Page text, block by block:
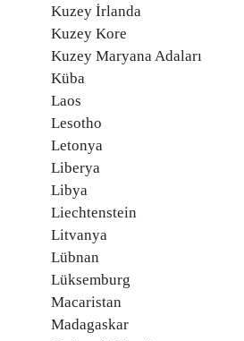
Kuzey İrlanda
Kuzey Kore
Kuzey Maryana Adaları
Küba
Laos
Lesotho
Letonya
Liberya
Libya
Liechtenstein
Litvanya
Lübnan
Lüksemburg
Macaristan
Madagaskar